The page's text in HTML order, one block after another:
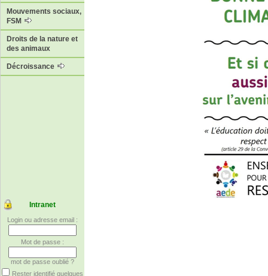
Mouvements sociaux,
FSM
Droits de la nature et
des animaux
Décroissance
Intranet
Login ou adresse email :
Mot de passe :
mot de passe oublié ?
Rester identifié quelques